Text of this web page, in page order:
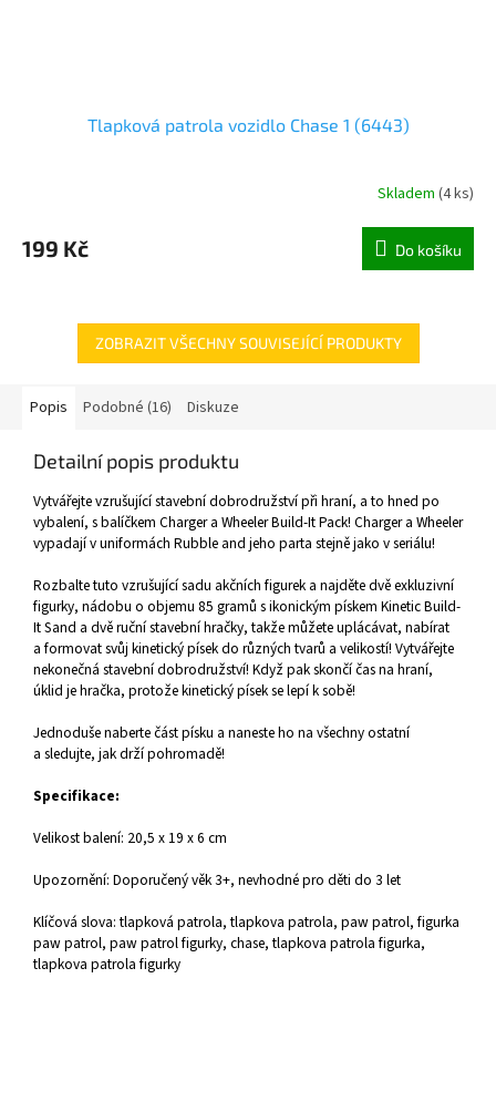
Tlapková patrola vozidlo Chase 1 (6443)
Skladem (4 ks)
199 Kč Do košíku
ZOBRAZIT VŠECHNY SOUVISEJÍCÍ PRODUKTY
Popis Podobné (16) Diskuze
Detailní popis produktu
Vytvářejte vzrušující stavební dobrodružství při hraní, a to hned po
vybalení, s balíčkem Charger a Wheeler Build-It Pack! Charger a Wheeler
vypadají v uniformách Rubble and jeho parta stejně jako v seriálu!
Rozbalte tuto vzrušující sadu akčních figurek a najděte dvě exkluzivní
figurky, nádobu o objemu 85 gramů s ikonickým pískem Kinetic Build-
It Sand a dvě ruční stavební hračky, takže můžete uplácávat, nabírat
a formovat svůj kinetický písek do různých tvarů a velikostí! Vytvářejte
nekonečná stavební dobrodružství! Když pak skončí čas na hraní,
úklid je hračka, protože kinetický písek se lepí k sobě!
Jednoduše naberte část písku a naneste ho na všechny ostatní
a sledujte, jak drží pohromadě!
Specifikace:
Velikost balení: 20,5 x 19 x 6 cm
Upozornění: Doporučený věk 3+, nevhodné pro děti do 3 let
Klíčová slova: tlapková patrola, tlapkova patrola, paw patrol, figurka
paw patrol, paw patrol figurky, chase, tlapkova patrola figurka,
tlapkova patrola figurky